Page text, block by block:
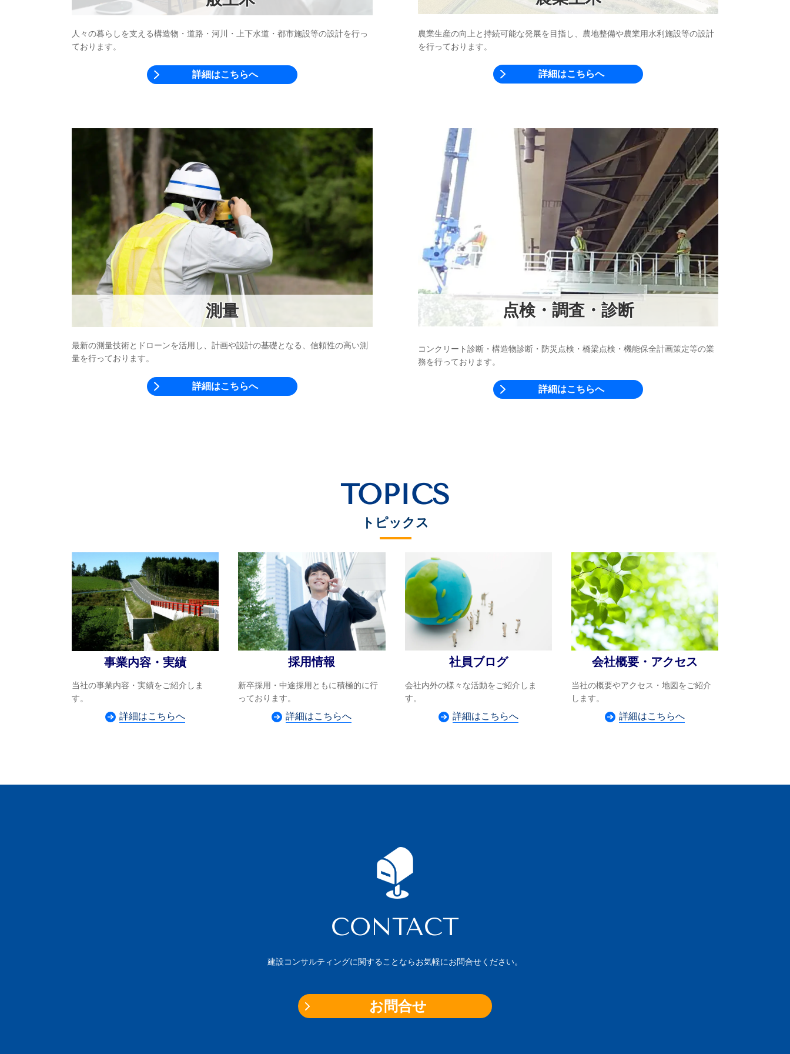
人々の暮らしを支える構造物・道路・河川・上下水道・都市施設等の設計を行っ
ております。
詳細はこちらへ
農業生産の向上と持続可能な発展を目指し、農地整備や農業用水利施設等の設計
を行っております。
詳細はこちらへ
測量
最新の測量技術とドローンを活用し、計画や設計の基礎となる、信頼性の高い測
量を行っております。
詳細はこちらへ
点検・調査・診断
コンクリート診断・構造物診断・防災点検・橋梁点検・機能保全計画策定等の業
務を行っております。
詳細はこちらへ
TOPICS
トピックス
事業内容・実績
当社の事業内容・実績をご紹介しま
す。
詳細はこちらへ
採用情報
新卒採用・中途採用ともに積極的に行
っております。
詳細はこちらへ
社員ブログ
会社内外の様々な活動をご紹介しま
す。
詳細はこちらへ
会社概要・アクセス
当社の概要やアクセス・地図をご紹介
します。
詳細はこちらへ
CONTACT
建設コンサルティングに関することならお気軽にお問合せください。
お問合せ